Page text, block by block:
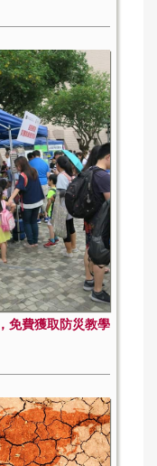
免費獲取防災教學